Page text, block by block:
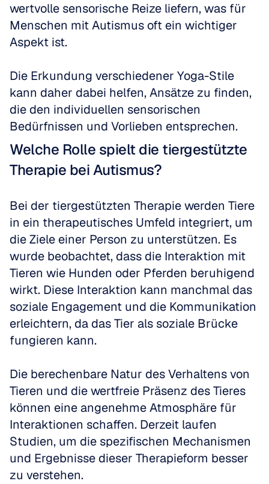
wertvolle sensorische Reize liefern, was für
Menschen mit Autismus oft ein wichtiger
Aspekt ist.
Die Erkundung verschiedener Yoga-Stile
kann daher dabei helfen, Ansätze zu finden,
die den individuellen sensorischen
Bedürfnissen und Vorlieben entsprechen.
Welche Rolle spielt die tiergestützte
Therapie bei Autismus?
Bei der tiergestützten Therapie werden Tiere
in ein therapeutisches Umfeld integriert, um
die Ziele einer Person zu unterstützen. Es
wurde beobachtet, dass die Interaktion mit
Tieren wie Hunden oder Pferden beruhigend
wirkt. Diese Interaktion kann manchmal das
soziale Engagement und die Kommunikation
erleichtern, da das Tier als soziale Brücke
fungieren kann.
Die berechenbare Natur des Verhaltens von
Tieren und die wertfreie Präsenz des Tieres
können eine angenehme Atmosphäre für
Interaktionen schaffen. Derzeit laufen
Studien, um die spezifischen Mechanismen
und Ergebnisse dieser Therapieform besser
zu verstehen.